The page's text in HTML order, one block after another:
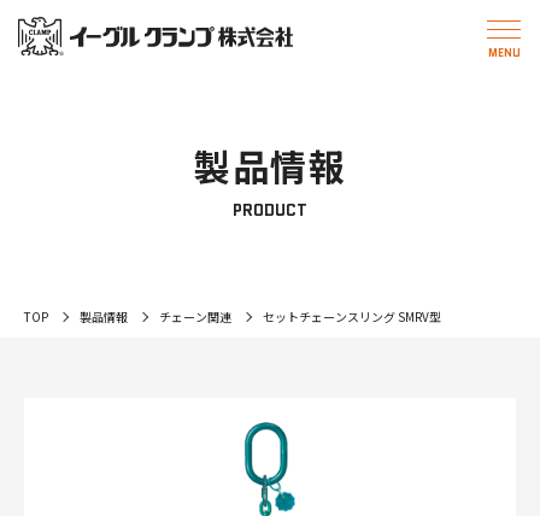
TOP 製品情報 チェーン関連 セットチェーンスリング SMRV型
製品情報
PRODUCT